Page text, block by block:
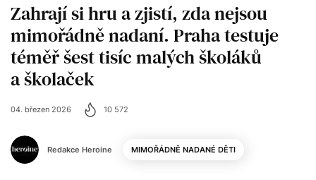
Zahrají si hru a zjistí, zda nejsou
mimořádně nadaní. Praha testuje
téměř šest tisíc malých školáků
a školaček
Redakce Heroine
04. březen 2026 10 572
MIMOŘÁDNĚ NADANÉ DĚTI